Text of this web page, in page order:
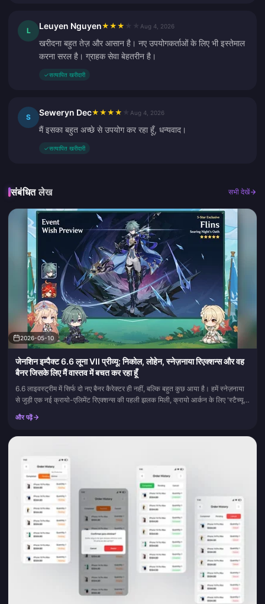
L Leuyen Nguyen★ ★ ★ Aug 4, 2026
खरीदना बहुत तेज़ और आसान है। नए उपयोगकर्ताओं के लिए भी इस्तेमाल
करना सरल है। ग्राहक सेवा बेहतरीन है।
✓सत्यापित खरीदारी
S Seweryn Dec★ ★ ★ ★ Aug 4, 2026
मैं इसका बहुत अच्छे से उपयोग कर रहा हूँ, धन्यवाद।
✓सत्यापित खरीदारी
संबंधित लेख सभी देखें
2026-05-10
जेनशिन इम्पैक्ट 6.6 लूना VII प्रीव्यू: निकोल, लोहेन, स्नेज़नाया रिएक्शन्स और वह
बैनर जिसके लिए मैं वास्तव में बचत कर रहा हूँ
6.6 लाइवस्ट्रीम में सिर्फ दो नए बैनर कैरेक्टर ही नहीं, बल्कि बहुत कुछ आया है। हमें स्नेज़नाया
से जुड़ी एक नई क्रायो-एलिमेंट रिएक्शन्स की पहली झलक मिली, क्रायो आर्कन के लिए 'स्टैच्यू
ऑफ द सेवन' का म...
और पढ़ें